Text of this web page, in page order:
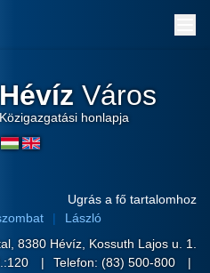
Hévíz Város
Közigazgatási honlapja
Ugrás a fő tartalomhoz
László
8380 Hévíz, Kossuth Lajos u. 1.
Telefon: (83) 500-800